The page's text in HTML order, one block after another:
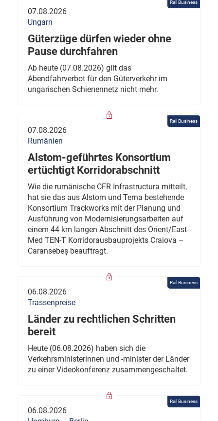
Rail Business
07.08.2026
Ungarn
Güterzüge dürfen wieder ohne
Pause durchfahren
Ab heute (07.08.2026) gilt das
Abendfahrverbot für den Güterverkehr im
ungarischen Schienennetz nicht mehr.
Rail Business
07.08.2026
Rumänien
Alstom-geführtes Konsortium
ertüchtigt Korridorabschnitt
Wie die rumänische CFR Infrastructura mitteilt,
hat sie das aus Alstom und Terna bestehende
Konsortium Trackworks mit der Planung und
Ausführung von Modernisierungsarbeiten auf
einem 44 km langen Abschnitt des Orient/East-
Med TEN-T Korridorausbauprojekts Craiova –
Caransebeș beauftragt.
Rail Business
06.08.2026
Trassenpreise
Länder zu rechtlichen Schritten
bereit
Heute (06.08.2026) haben sich die
Verkehrsministerinnen und -minister der Länder
zu einer Videokonferenz zusammengeschaltet.
Rail Business
06.08.2026